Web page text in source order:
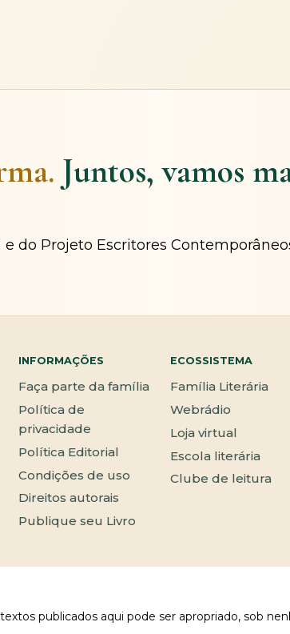
Juntos, vamos
do Projeto Escritores
INFORMAÇÕES
Faça parte da família
Política de
privacidade
Política Editorial
Condições de uso
Direitos autorais
Publique seu Livro
ECOSSISTEMA
Família Literária
Webrádio
Loja virtual
Escola literária
Clube de leitura
publicados aqui pode ser apropriado, sob